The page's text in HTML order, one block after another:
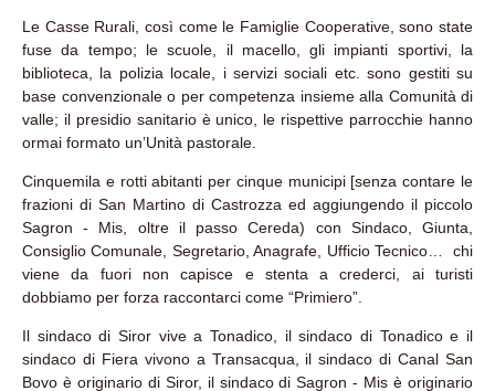
Le Casse Rurali, così come le Famiglie Cooperative, sono state
fuse da tempo; le scuole, il macello, gli impianti sportivi, la
biblioteca, la polizia locale, i servizi sociali etc. sono gestiti su
base convenzionale o per competenza insieme alla Comunità di
valle; il presidio sanitario è unico, le rispettive parrocchie hanno
ormai formato un’Unità pastorale.
Cinquemila e rotti abitanti per cinque municipi [senza contare le
frazioni di San Martino di Castrozza ed aggiungendo il piccolo
Sagron - Mis, oltre il passo Cereda) con Sindaco, Giunta,
Consiglio Comunale, Segretario, Anagrafe, Ufficio Tecnico… chi
viene da fuori non capisce e stenta a crederci, ai turisti
dobbiamo per forza raccontarci come “Primiero”.
Il sindaco di Siror vive a Tonadico, il sindaco di Tonadico e il
sindaco di Fiera vivono a Transacqua, il sindaco di Canal San
Bovo è originario di Siror, il sindaco di Sagron - Mis è originario